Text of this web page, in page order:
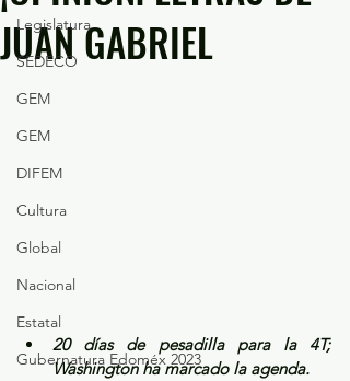
Legislatura
SEDECO
GEM
GEM
DIFEM
Cultura
Global
Nacional
Estatal
Gubernatura Edoméx 2023
JUAN GABRIEL
20 días de pesadilla para la 4T;
Washington ha marcado la agenda.